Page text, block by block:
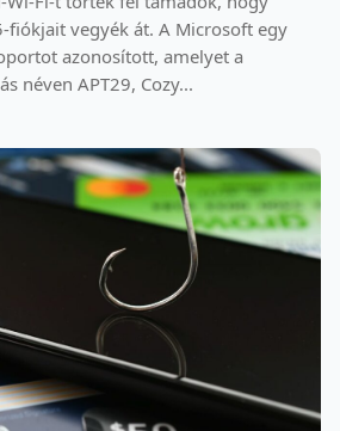
fiókjait vegyék át. A Microsoft egy
azonosított, amelyet a
néven APT29, Cozy...